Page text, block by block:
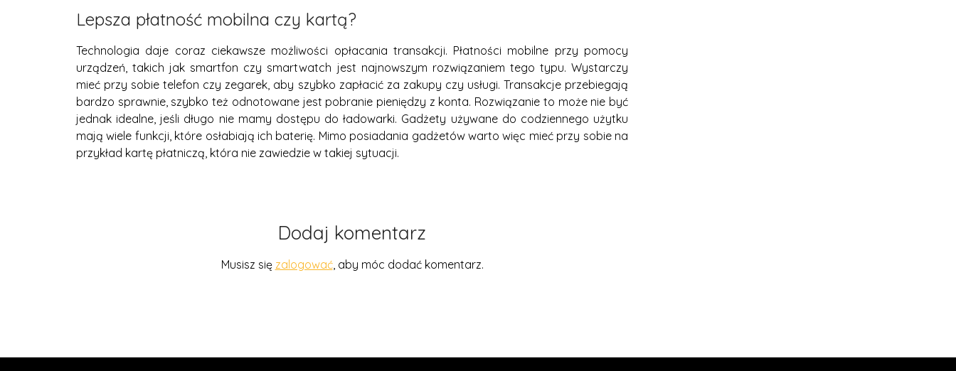
Lepsza płatność mobilna czy kartą?
Technologia daje coraz ciekawsze możliwości opłacania transakcji. Płatności mobilne przy pomocy
urządzeń, takich jak smartfon czy smartwatch jest najnowszym rozwiązaniem tego typu. Wystarczy
mieć przy sobie telefon czy zegarek, aby szybko zapłacić za zakupy czy usługi. Transakcje przebiegają
bardzo sprawnie, szybko też odnotowane jest pobranie pieniędzy z konta. Rozwiązanie to może nie być
jednak idealne, jeśli długo nie mamy dostępu do ładowarki. Gadżety używane do codziennego użytku
mają wiele funkcji, które osłabiają ich baterię. Mimo posiadania gadżetów warto więc mieć przy sobie na
przykład kartę płatniczą, która nie zawiedzie w takiej sytuacji.
Dodaj komentarz
Musisz się zalogować, aby móc dodać komentarz.